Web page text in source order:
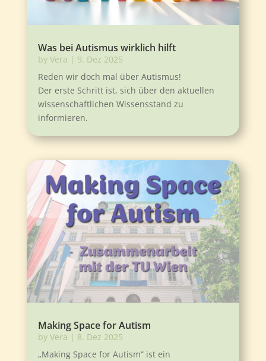
Was bei Autismus wirklich hilft
by Vera | 9. Dez 2025
Reden wir doch mal über Autismus!
Der erste Schritt ist, sich über den aktuellen
wissenschaftlichen Wissensstand zu
informieren.
Making Space for Autism
by Vera | 8. Dez 2025
„Making Space for Autism“ ist ein